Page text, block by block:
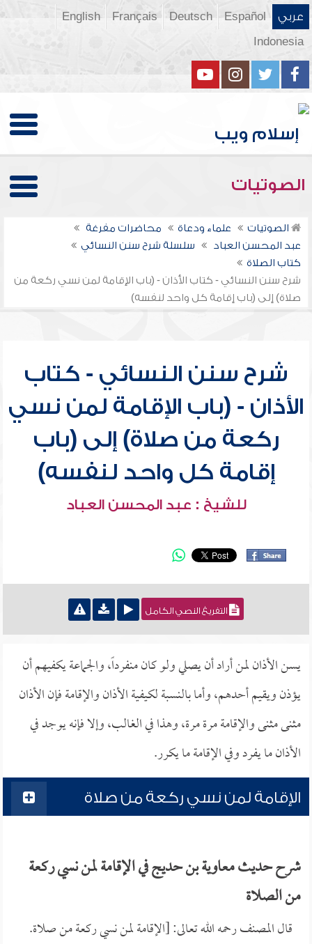
عربي Español
Deutsch
Français
English
Indonesia
الصوتيات
الصوتيات علماء ودعاة
محاضرات مفرغة
عبد المحسن العباد
سلسلة شرح سنن النسائي
كتاب الصلاة
شرح سنن النسائي - كتاب الأذان - (باب الإقامة لمن نسي ركعة من
صلاة) إلى (باب إقامة كل واحد لنفسه)
شرح سنن النسائي - كتاب
الأذان - (باب الإقامة لمن نسي
ركعة من صلاة) إلى (باب
إقامة كل واحد لنفسه)
للشيخ : عبد المحسن العباد
التفريغ النصي الكامل
يسن الأذان لمن أراد أن يصلي ولو كان منفرداً، والجماعة يكفيهم أن
يؤذن ويقيم أحدهم، وأما بالنسبة لكيفية الأذان والإقامة فإن الأذان
مثنى مثنى والإقامة مرة مرة، وهذا في الغالب، وإلا فإنه يوجد في
الأذان ما يفرد وفي الإقامة ما يكرر.
الإقامة لمن نسي ركعة من صلاة
شرح حديث معاوية بن حديج في الإقامة لمن نسي ركعة
من الصلاة
قال المصنف رحمه الله تعالى: [الإقامة لمن نسي ركعة من صلاة.